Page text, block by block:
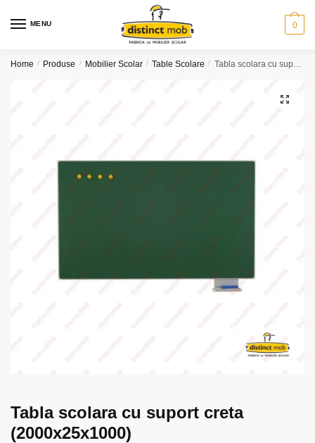
MENU 0
Home / Produse / Mobilier Scolar / Table Scolare / Tabla scolara cu suport creta (2000x25x1000)
🔍
Tabla scolara cu suport creta
(2000x25x1000)